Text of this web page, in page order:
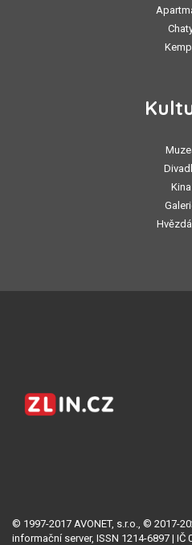
Kina
© 1997-2017 AVONET, s.r.o., © 2017-
informační server, ISSN 1214-6897 |